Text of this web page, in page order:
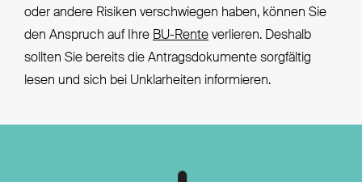
oder andere Risiken verschwiegen haben, können Sie
den Anspruch auf Ihre BU-Renteverlieren. Deshalb
sollten Sie bereits die Antragsdokumente sorgfältig
lesen und sich bei Unklarheiten informieren.